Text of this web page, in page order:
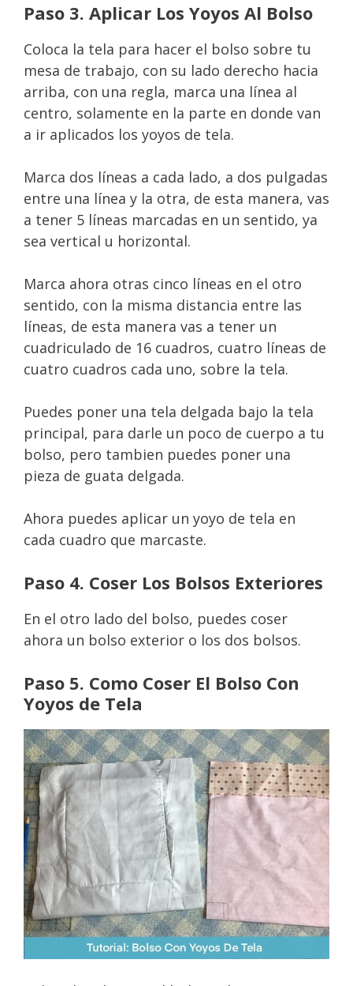
Paso 3. Aplicar Los Yoyos Al Bolso
Coloca la tela para hacer el bolso sobre tu
mesa de trabajo, con su lado derecho hacia
arriba, con una regla, marca una línea al
centro, solamente en la parte en donde van
a ir aplicados los yoyos de tela.
Marca dos líneas a cada lado, a dos pulgadas
entre una línea y la otra, de esta manera, vas
a tener 5 líneas marcadas en un sentido, ya
sea vertical u horizontal.
Marca ahora otras cinco líneas en el otro
sentido, con la misma distancia entre las
líneas, de esta manera vas a tener un
cuadriculado de 16 cuadros, cuatro líneas de
cuatro cuadros cada uno, sobre la tela.
Puedes poner una tela delgada bajo la tela
principal, para darle un poco de cuerpo a tu
bolso, pero tambien puedes poner una
pieza de guata delgada.
Ahora puedes aplicar un yoyo de tela en
cada cuadro que marcaste.
Paso 4. Coser Los Bolsos Exteriores
En el otro lado del bolso, puedes coser
ahora un bolso exterior o los dos bolsos.
Paso 5. Como Coser El Bolso Con
Yoyos de Tela